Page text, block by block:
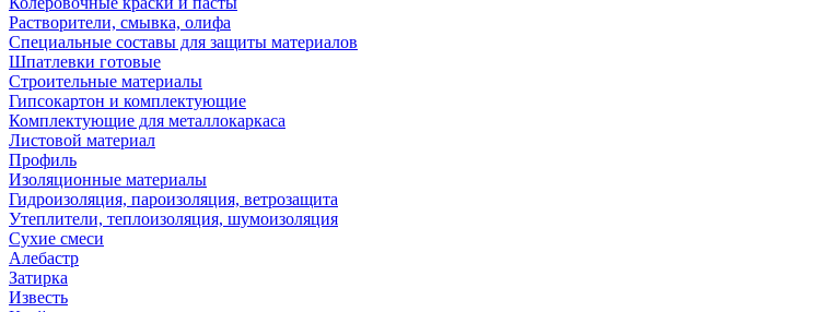
Растворители, смывка, олифа
Специальные составы для защиты материалов
Шпатлевки готовые
Строительные материалы
Гипсокартон и комплектующие
Комплектующие для металлокаркаса
Листовой материал
Профиль
Изоляционные материалы
Гидроизоляция, пароизоляция, ветрозащита
Утеплители, теплоизоляция, шумоизоляция
Сухие смеси
Алебастр
Затирка
Известь